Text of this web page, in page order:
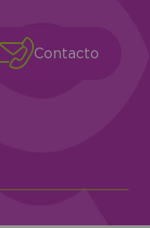
Contacto